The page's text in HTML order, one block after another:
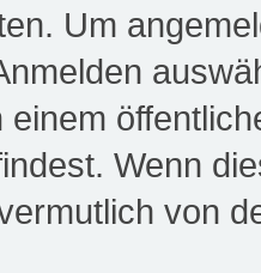
Um
Wenn
von